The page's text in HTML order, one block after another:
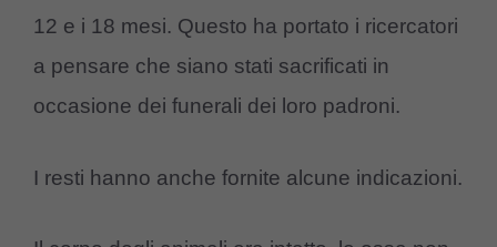
12 e i 18 mesi. Questo ha portato i ricercatori
a pensare che siano stati sacrificati in
occasione dei funerali dei loro padroni.
I resti hanno anche fornite alcune indicazioni.